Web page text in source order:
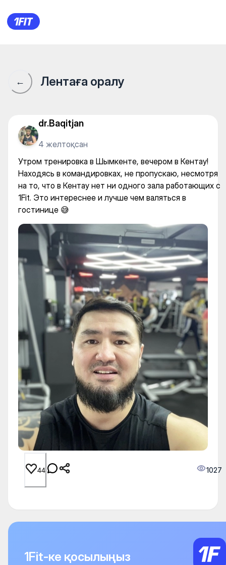
Утром тренировка в
← Лентаға оралу
dr.Baqitjan
4 желтоқсан
Утром тренировка в Шымкенте, вечером в Кентау!
Находясь в командировках, не пропускаю, несмотря
на то, что в Кентау нет ни одного зала работающих с
1Fit. Это интереснее и лучше чем валяться в
гостинице 😅
44 1027
1Fit-ке қосылыңыз